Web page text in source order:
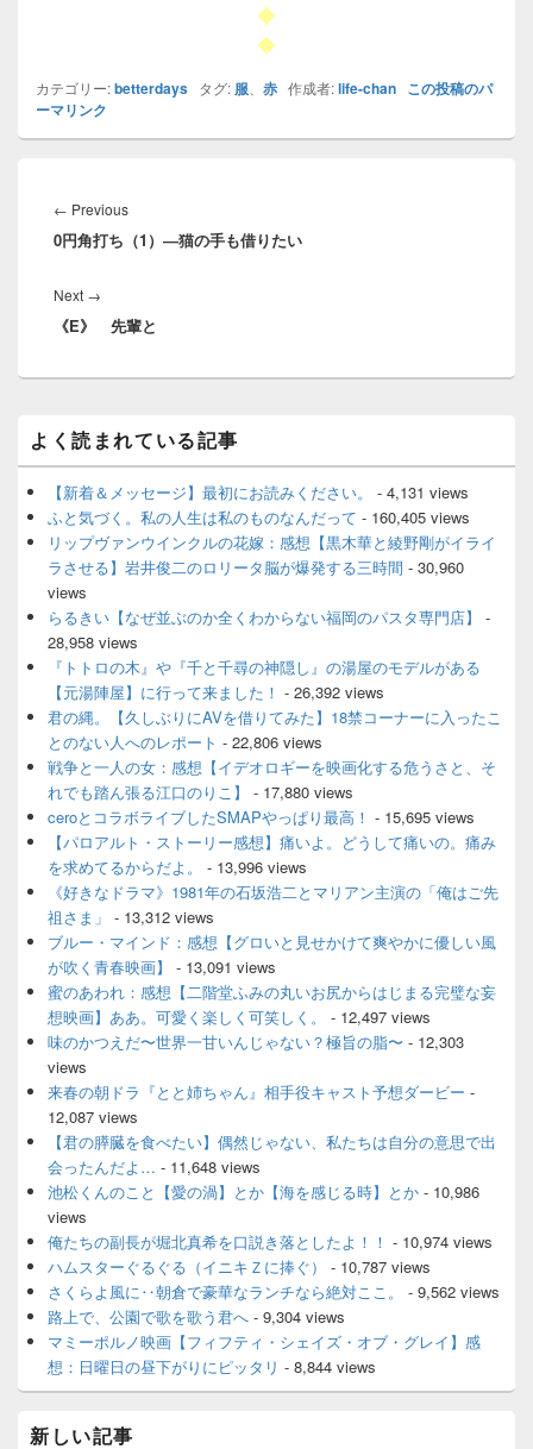
◆
◆
カテゴリー:betterdays タグ: 服 赤 作成者:life-chan この投稿のパ
ーマリンク
稿
ナ
ゲ
ー
シ
← PreviousPrevious
post:
0円角打ち（1）―猫の手も借りたい
Next →
post:
《E》 先輩と
ン
サ
イ
バ
ィ
ェ
エ
ア
よく読まれている記事
【新着＆メッセージ】最初にお読みください。
- 4,131 views
ふと気づく。私の人生は私のものなんだって - 160,405 views
リップヴァンウインクルの花嫁：感想【黒木華と綾野剛がイライ
ラさせる】岩井俊二のロリータ脳が爆発する三時間 - 30,960
views
らるきい【なぜ並ぶのか全くわからない福岡のパスタ専門店】
-
28,958 views
『トトロの木』や『千と千尋の神隠し』の湯屋のモデルがある
【元湯陣屋】に行って来ました！ - 26,392 views
君の縄。【久しぶりにAVを借りてみた】18禁コーナーに入ったこ
とのない人へのレポート - 22,806 views
戦争と一人の女：感想【イデオロギーを映画化する危うさと、そ
れでも踏ん張る江口のりこ】
- 17,880 views
ceroとコラボライブしたSMAPやっぱり最高！ - 15,695 views
【パロアルト・ストーリー感想】痛いよ。どうして痛いの。痛み
を求めてるからだよ。
- 13,996 views
《好きなドラマ》1981年の石坂浩二とマリアン主演の「俺はご先
祖さま」 - 13,312 views
ブルー・マインド：感想【グロいと見せかけて爽やかに優しい風
が吹く青春映画】
- 13,091 views
蜜のあわれ：感想【二階堂ふみの丸いお尻からはじまる完璧な妄
想映画】ああ。可愛く楽しく可笑しく。
- 12,497 views
味のかつえだ〜世界一甘いんじゃない？極旨の脂〜 - 12,303
views
来春の朝ドラ『とと姉ちゃん』相手役キャスト予想ダービー -
12,087 views
【君の膵臓を食べたい】偶然じゃない、私たちは自分の意思で出
会ったんだよ… - 11,648 views
池松くんのこと【愛の渦】とか【海を感じる時】とか - 10,986
views
俺たちの副長が堀北真希を口説き落としたよ！！ - 10,974 views
ハムスターぐるぐる（イニキＺに捧ぐ）
- 10,787 views
さくらよ風に‥朝倉で豪華なランチなら絶対ここ。
- 9,562 views
路上で、公園で歌を歌う君へ - 9,304 views
マミーポルノ映画【フィフティ・シェイズ・オブ・グレイ】感
想：日曜日の昼下がりにピッタリ - 8,844 views
新しい記事